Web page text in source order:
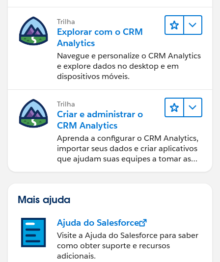
Trilha
Explorar com o CRM
Analytics
Navegue e personalize o CRM Analytics
e explore dados no desktop e em
dispositivos móveis.
Trilha
Criar e administrar o
CRM Analytics
Aprenda a configurar o CRM Analytics,
importar seus dados e criar aplicativos
que ajudam suas equipes a tomar as
melhores decisões.
Mais ajuda
Ajuda do Salesforce
Visite a Ajuda do Salesforce para saber
como obter suporte e recursos
adicionais.